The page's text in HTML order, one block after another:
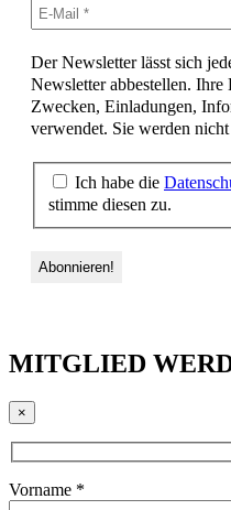
Der Newsletter lässt sich
Newsletter abbestellen.
Zwecken, Einladungen,
verwendet. Sie werden
Ich habe die
stimme diesen zu.
MITGLIED
×
Vorname *